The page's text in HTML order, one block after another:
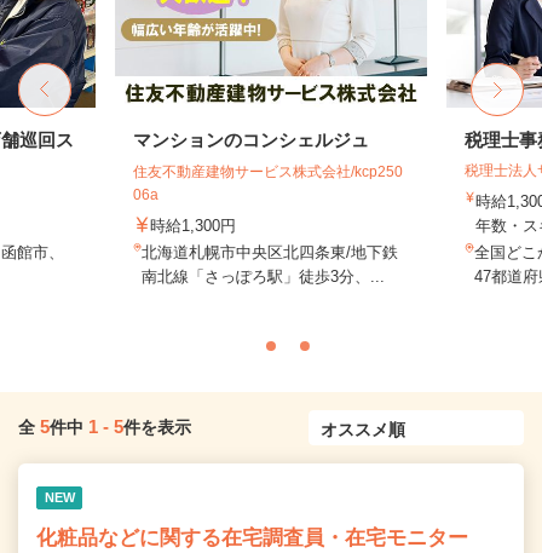
巡回ス
館市、
マンションのコンシェルジュ
住友不動産建物サービス株式会社/kcp250
06a
時給1,300円
北海道札幌市中央区北四条東/地下鉄
南北線「さっぽろ駅」徒歩3分、...
税理士事
税理士法人
時給
年数・
全国どこ
47都道
全 5件中 1 - 5件を表示
NEW
化粧品などに関する在宅調査員・在宅モニター